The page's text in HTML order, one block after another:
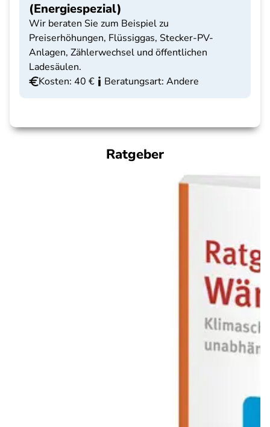
(Energiespezial)
Wir beraten Sie zum Beispiel zu
Preiserhöhungen, Flüssiggas, Stecker-PV-
Anlagen, Zählerwechsel und öffentlichen
Ladesäulen.
Kosten: 40 €
Beratungsart: Andere
Ratgeber